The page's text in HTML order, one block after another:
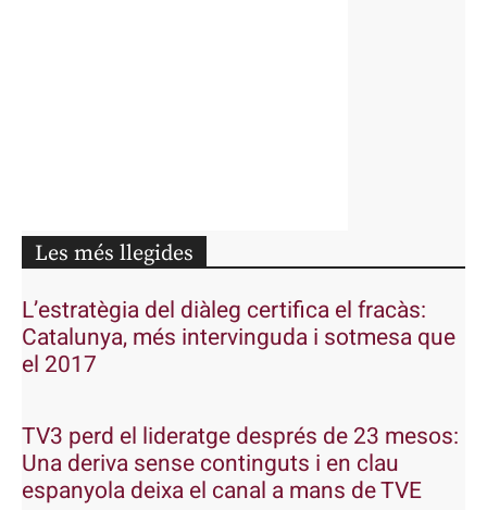
Les més llegides
L’estratègia del diàleg certifica el fracàs:
Catalunya, més intervinguda i sotmesa que
el 2017
TV3 perd el lideratge després de 23 mesos:
Una deriva sense continguts i en clau
espanyola deixa el canal a mans de TVE